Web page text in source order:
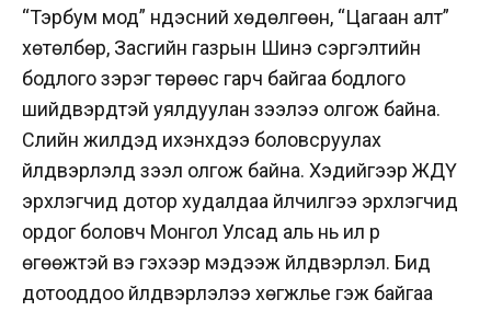
“Тэрбум мод” үндэсний хөдөлгөөн, “Цагаан алт”
хөтөлбөр, Засгийн газрын Шинэ сэргэлтийн
бодлого зэрэг төрөөс гарч байгаа бодлого
шийдвэрүүдтэй уялдуулан зээлээ олгож байна.
Сүүлийн жилүүдэд ихэнхдээ боловсруулах
үйлдвэрлэлд зээл олгож байна. Хэдийгээр ЖДҮ
эрхлэгчид дотор худалдаа үйлчилгээ эрхлэгчид
ордог боловч Монгол Улсад аль нь илүү үр
өгөөжтэй вэ гэхээр мэдээж үйлдвэрлэл. Бид
дотооддоо үйлдвэрлэлээ хөгжүүлье гэж байгаа